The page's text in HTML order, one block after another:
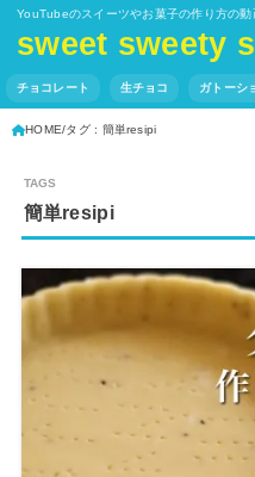
YouTubeのスイーツやお菓子の作り方の動
sweet sweety
チョコレート 生チョコ ガトーシ
HOME タグ : 簡単resipi
簡単resipi